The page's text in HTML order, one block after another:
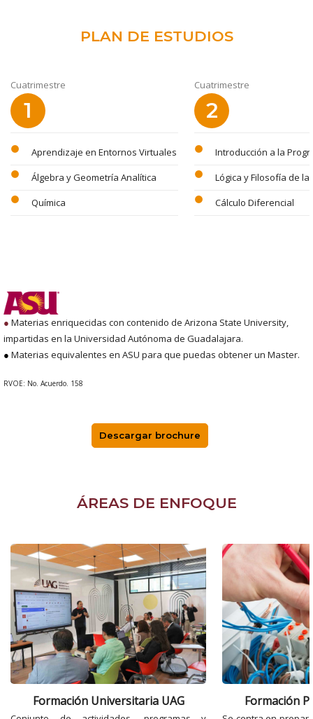
PLAN DE ESTUDIOS
Cuatrimestre
1
circle Aprendizaje en Entornos Virtuales
circle Álgebra y Geometría Analítica
circle Química
Cuatrimestre
2
circle Introducción a la
circle Lógica y Filosofía de la
circle Cálculo Diferencial
● Materias enriquecidas con contenido de Arizona State University,
impartidas en la Universidad Autónoma de Guadalajara.
● Materias equivalentes en ASU para que puedas obtener un Master.
RVOE: No. Acuerdo. 158
Descargar brochure
ÁREAS DE ENFOQUE
Formación Universitaria UAG Formación